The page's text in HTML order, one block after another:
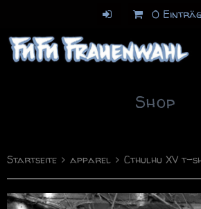
0
Shop
Startseite apparel Cthulhu XV t-